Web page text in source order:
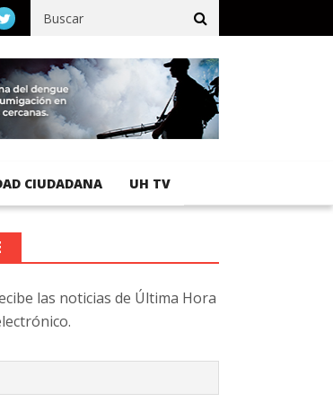
% de avance en obras de terracería
CIUDADANA UH TV
las noticias de Última Hora